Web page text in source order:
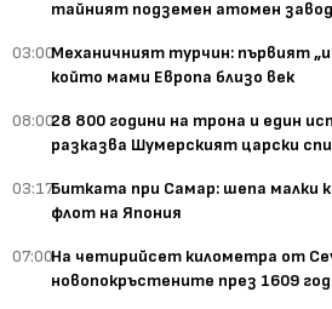
тайният подземен атомен
03:00Механичният турчин: първият
който мами Европа близо век
08:0028 800 години на трона и един
разказва Шумерският царски
03:17Битката при Самар: шепа малки
флот на Япония
07:00На четирийсет километра от
новопокръстените през 1609